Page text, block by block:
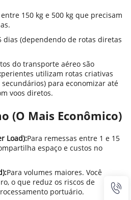
entre 150 kg e 500 kg que precisam
dias (dependendo de rotas diretas
do transporte aéreo são
utilizam rotas criativas
para economizar até
voos diretos.
(O Mais Econômico)
Load):Para remessas entre 1 e 15
espaço e custos no
Para volumes maiores. Você
o que reduz os riscos de
portuário.